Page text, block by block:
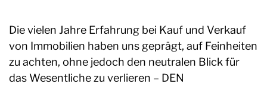
Die vielen Jahre Erfahrung bei Kauf und Verkauf
von Immobilien haben uns geprägt, auf Feinheiten
zu achten, ohne jedoch den neutralen Blick für
das Wesentliche zu verlieren – DEN